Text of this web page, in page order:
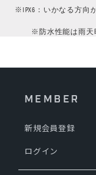
※IPX6：いかなる方向
※防水性能は雨天
MEMBER
新規会員登録
ログイン